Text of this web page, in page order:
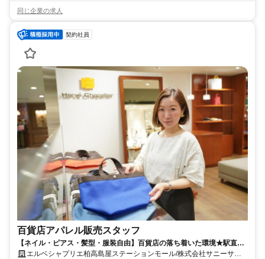
同じ企業の求人
契約社員
百貨店アパレル販売スタッフ
【ネイル・ピアス・髪型・服装自由】百貨店の落ち着いた環境★駅直結
で通勤ラクラク／年間休日110日／20〜50代活躍中！個人ノルマに追わ
エルベシャプリエ柏高島屋ステーションモール/株式会社サニーサイ